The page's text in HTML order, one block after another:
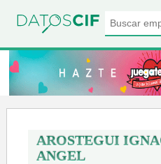
AROSTEGUI
ANGEL